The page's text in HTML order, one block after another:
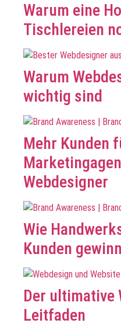
Warum eine
Tischlereien
Warum
wichtig sind
Mehr Kunden
Webdesigner
Wie
Kunden
Der ultimative
Leitfaden